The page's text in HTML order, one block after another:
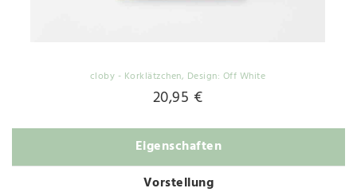
cloby - Korklätzchen, Design: Off White
20,95 €
Eigenschaften
Vorstellung